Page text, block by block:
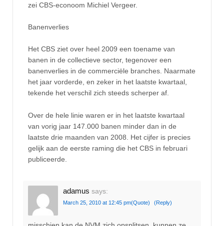
zei CBS-econoom Michiel Vergeer.
Banenverlies
Het CBS ziet over heel 2009 een toename van
banen in de collectieve sector, tegenover een
banenverlies in de commerciële branches. Naarmate
het jaar vorderde, en zeker in het laatste kwartaal,
tekende het verschil zich steeds scherper af.
Over de hele linie waren er in het laatste kwartaal
van vorig jaar 147.000 banen minder dan in de
laatste drie maanden van 2008. Het cijfer is precies
gelijk aan de eerste raming die het CBS in februari
publiceerde.
adamus says:
March 25, 2010 at 12:45 pm(Quote) (Reply)